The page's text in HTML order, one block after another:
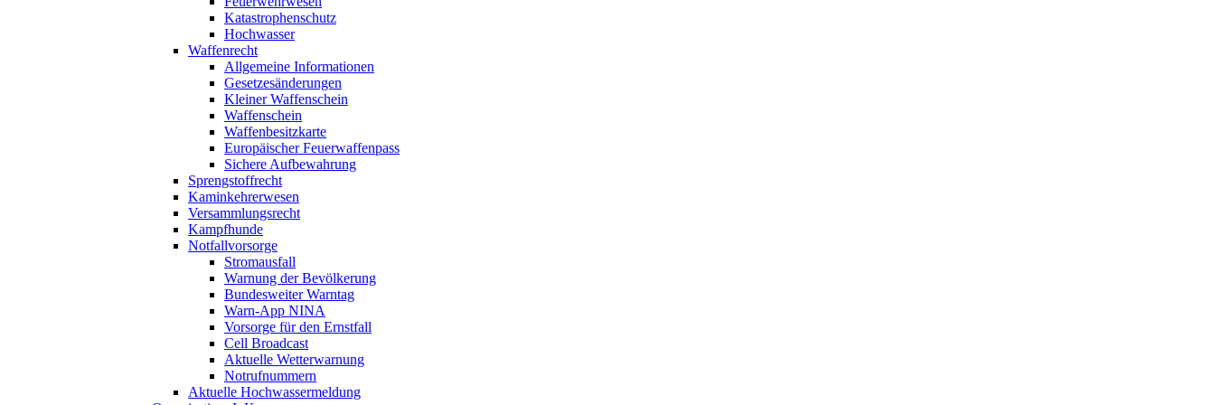
Katastrophenschutz
Hochwasser
Waffenrecht
Allgemeine Informationen
Gesetzesänderungen
Kleiner Waffenschein
Waffenschein
Waffenbesitzkarte
Europäischer Feuerwaffenpass
Sichere Aufbewahrung
Sprengstoffrecht
Kaminkehrerwesen
Versammlungsrecht
Kampfhunde
Notfallvorsorge
Stromausfall
Warnung der Bevölkerung
Bundesweiter Warntag
Warn-App NINA
Vorsorge für den Ernstfall
Cell Broadcast
Aktuelle Wetterwarnung
Notrufnummern
Aktuelle Hochwassermeldung